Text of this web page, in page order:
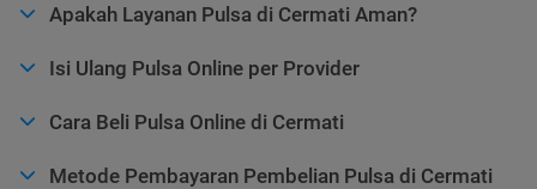
Apakah Layanan Pulsa di Cermati Aman?
Isi Ulang Pulsa Online per Provider
Cara Beli Pulsa Online di Cermati
Metode Pembayaran Pembelian Pulsa di Cermati